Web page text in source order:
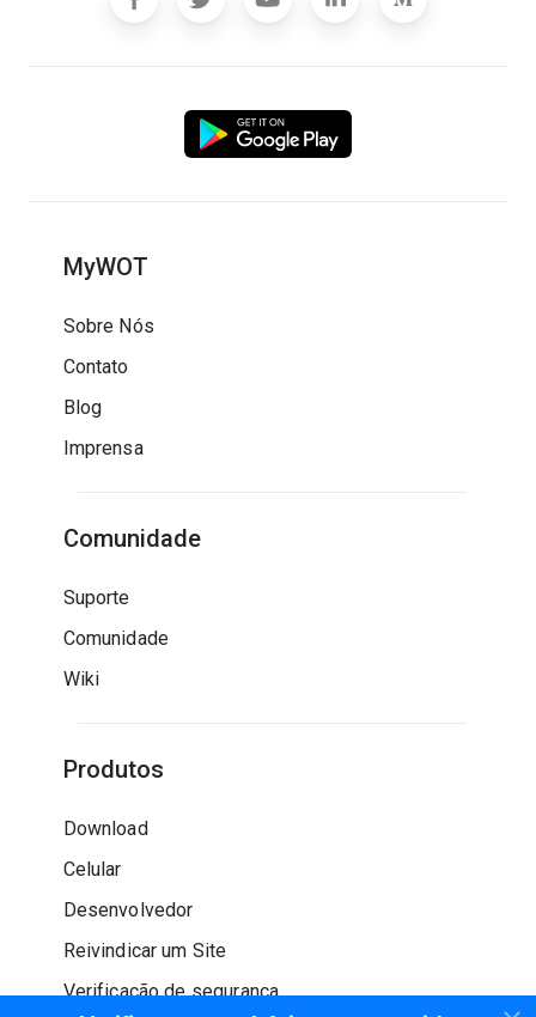
MyWOT
Sobre Nós
Contato
Blog
Imprensa
Comunidade
Suporte
Comunidade
Wiki
Produtos
Download
Celular
Desenvolvedor
Reivindicar um Site
Verificação de segurança